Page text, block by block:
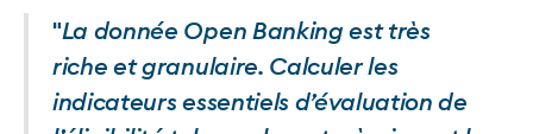
"La donnée Open Banking est très
riche et granulaire. Calculer les
indicateurs essentiels d’évaluation de